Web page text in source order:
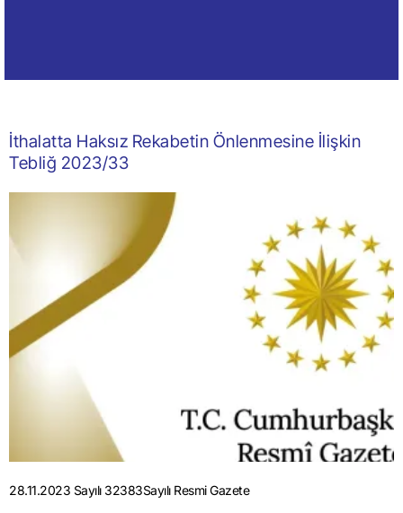
İthalatta Haksız Rekabetin Önlenmesine İlişkin
Tebliğ 2023/33
28.11.2023 Sayılı 32383Sayılı Resmi Gazete